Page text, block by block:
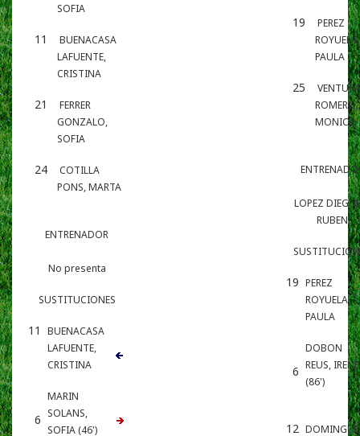
SOFIA
11
BUENACASA
LAFUENTE,
CRISTINA
21
FERRER
GONZALO,
SOFIA
24
COTILLA
PONS, MARTA
ENTRENADOR
No presenta
SUSTITUCIONES
11 BUENACASA
LAFUENTE,
CRISTINA
6
MARIN
SOLANS,
SOFIA (46')
19
PEREZ
ROYUELA,
PAULA
25
VENTURA
ROMERO,
MONICA
LOPEZ
RUBEN
19 PEREZ
ROYUELA,
PAULA
6
DOBON
REUS, IRENE
(86')
12